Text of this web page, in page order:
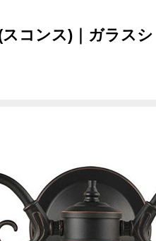
コンス)｜ガラスシ